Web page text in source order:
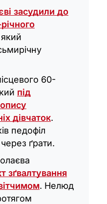
засудили до
60-
під
дівчаток.
педофіл
ґрати.
зґвалтування
. Нелюд